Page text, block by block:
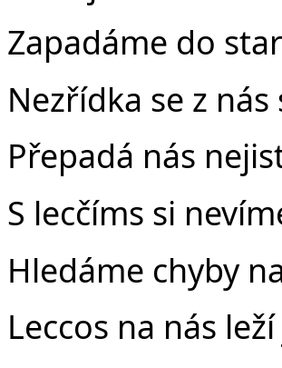
Zapadáme do
Nezřídka se z
Přepadá nás
S lecčíms si
Hledáme chyby
Leccos na nás